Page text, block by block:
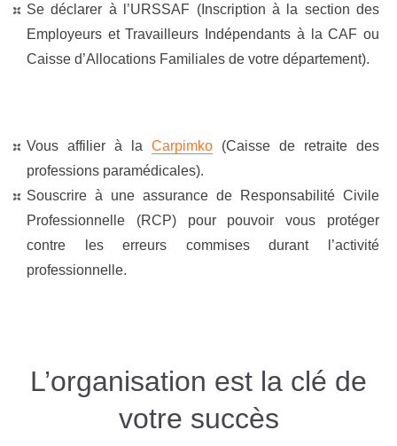
Se déclarer à l’URSSAF (Inscription à la section des
Employeurs et Travailleurs Indépendants à la CAF ou
Caisse d’Allocations Familiales de votre département).
Vous affilier à la Carpimko (Caisse de retraite des
professions paramédicales).
Souscrire à une assurance de Responsabilité Civile
Professionnelle (RCP) pour pouvoir vous protéger
contre les erreurs commises durant l’activité
professionnelle.
L’organisation est la clé de
votre succès